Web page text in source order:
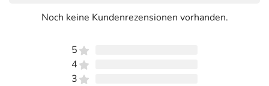
Noch keine Kundenrezensionen vorhanden.
5
4
3